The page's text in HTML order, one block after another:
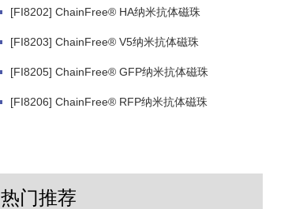
[FI8202] ChainFree® HA纳米抗体磁珠
[FI8203] ChainFree® V5纳米抗体磁珠
[FI8205] ChainFree® GFP纳米抗体磁珠
[FI8206] ChainFree® RFP纳米抗体磁珠
热门推荐